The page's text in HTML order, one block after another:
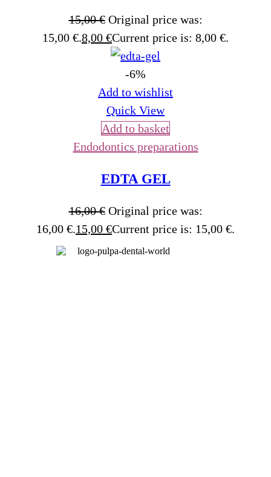
15,00€ Original price was:
15,00 €.8,00 €Current price is: 8,00 €.
-6%
Add to wishlist
Quick View
Add to basket
Endodontics preparations
EDTA GEL
16,00€ Original price was:
16,00 €.15,00 €Current price is: 15,00 €.